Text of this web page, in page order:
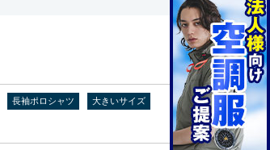
長袖ポロシャツ 大きいサイズ